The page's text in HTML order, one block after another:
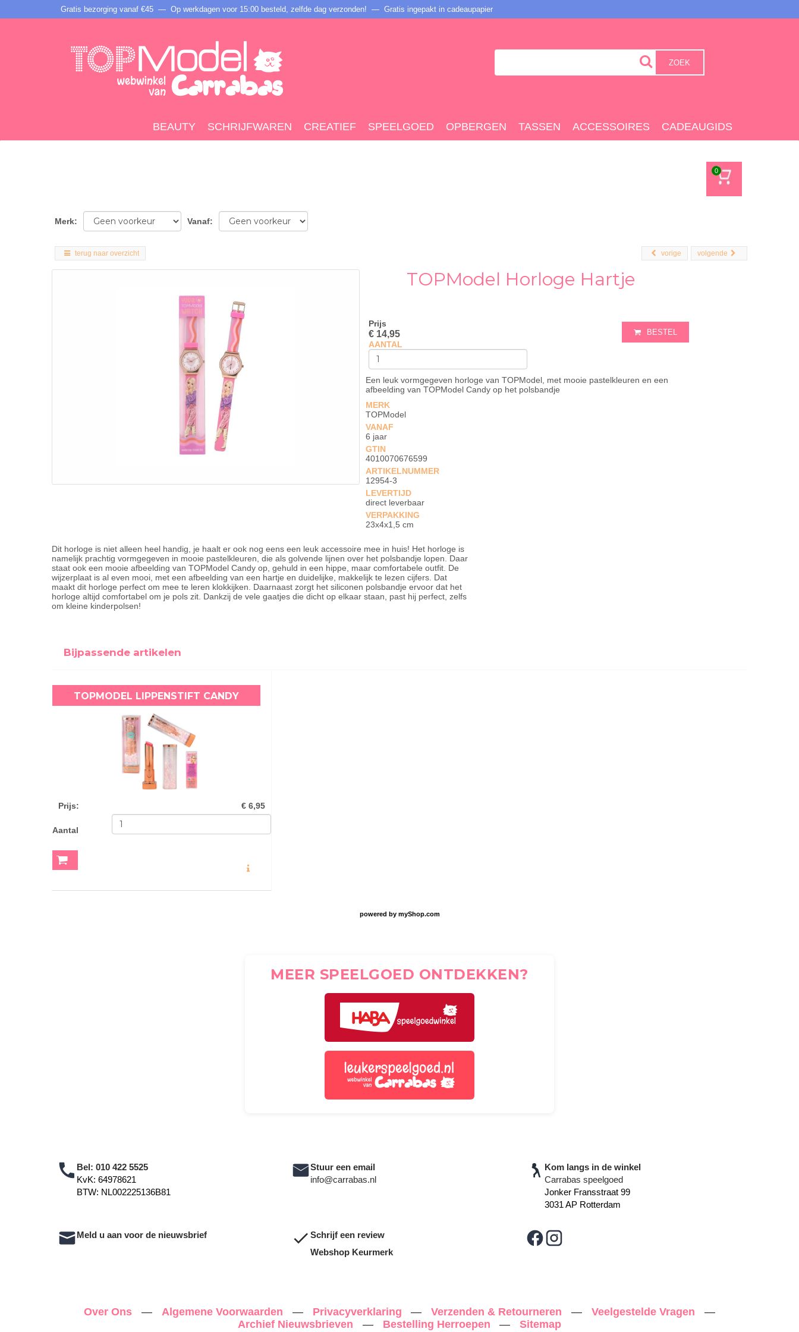
Gratis bezorging vanaf €45 — Op werkdagen voor 15:00 besteld, zelfde dag verzonden! — Gratis ingepakt in cadeaupapier
ZOEK
BEAUTY SCHRIJFWAREN CREATIEF SPEELGOED OPBERGEN TASSEN ACCESSOIRES CADEAUGIDS
0
Merk: Vanaf:
terug naar overzicht volgende
vorige
TOPModel Horloge Hartje
Prijs
€ 14,95
AANTAL
BESTEL
Een leuk vormgegeven horloge van TOPModel, met mooie pastelkleuren en een
afbeelding van TOPModel Candy op het polsbandje
MERK
TOPModel
VANAF
6 jaar
GTIN
4010070676599
ARTIKELNUMMER
12954-3
LEVERTIJD
direct leverbaar
VERPAKKING
23x4x1,5 cm
Dit horloge is niet alleen heel handig, je haalt er ook nog eens een leuk accessoire mee in huis! Het horloge is
namelijk prachtig vormgegeven in mooie pastelkleuren, die als golvende lijnen over het polsbandje lopen. Daar
staat ook een mooie afbeelding van TOPModel Candy op, gehuld in een hippe, maar comfortabele outfit. De
wijzerplaat is al even mooi, met een afbeelding van een hartje en duidelijke, makkelijk te lezen cijfers. Dat
maakt dit horloge perfect om mee te leren klokkijken. Daarnaast zorgt het siliconen polsbandje ervoor dat het
horloge altijd comfortabel om je pols zit. Dankzij de vele gaatjes die dicht op elkaar staan, past hij perfect, zelfs
om kleine kinderpolsen!
Bijpassende artikelen
TOPMODEL LIPPENSTIFT CANDY
Prijs: € 6,95
Aantal
powered by myShop.com
MEER SPEELGOED ONTDEKKEN?
Bel: 010 422 5525
KvK: 64978621
BTW: NL002225136B81
Stuur een email
info@carrabas.nl
Kom langs in de winkel
Carrabas speelgoed
Jonker Fransstraat 99
3031 AP Rotterdam
Meld u aan voor de nieuwsbrief
Schrijf een review
Webshop Keurmerk
Over Ons — Algemene Voorwaarden — Privacyverklaring — Verzenden & Retourneren — Veelgestelde Vragen
—
Archief Nieuwsbrieven
— Bestelling Herroepen — Sitemap